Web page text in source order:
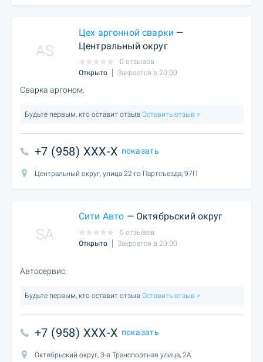
AS
Цех аргонной сварки —
Центральный округ
0 отзывов
Открыто
Закроется в 20:00
Сварка аргоном.
Будьте первым, кто оставит отзыв Оставить отзыв >
+7 (958) XXX-X показать
Центральный округ, улица 22-го Партсъезда, 97П
SA
Сити Авто — Октябрьский округ
0 отзывов
Открыто
Закроется в 20:00
Автосервис.
Будьте первым, кто оставит отзыв Оставить отзыв >
+7 (958) XXX-X показать
Октябрьский округ, 3-я Транспортная улица, 2А